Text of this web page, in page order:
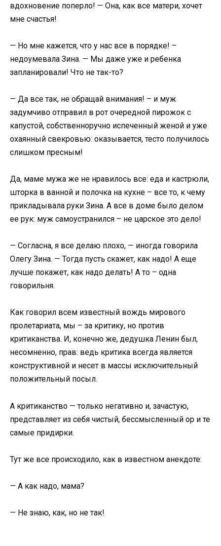
вдохновение поперло! — Она, как все матери, хочет
мне счастья!
— Но мне кажется, что у нас все в порядке! –
недоумевала Зина. — Мы даже уже и ребенка
запланировали! Что не так-то?
— Да все так, не обращай внимания! – и муж
задумчиво отправил в рот очередной пирожок с
капустой, собственноручно испеченный женой и уже
охаянный свекровью: оказывается, тесто получилось
слишком пресным!
Да, маме мужа же не нравилось все: еда и кастрюли,
шторка в ванной и полочка на кухне – все то, к чему
прикладывала руки Зина. А все в доме было делом
ее рук: муж самоустранился – не царское это дело!
— Согласна, я все делаю плохо, — иногда говорила
Олегу Зина. — Тогда пусть скажет, как надо! А еще
лучше покажет, как надо делать! А то – одна
говорильня.
Как говорил всем известный вождь мирового
пролетариата, мы – за критику, но против
критиканства. И, конечно же, дедушка Ленин был,
несомненно, прав: ведь критика всегда является
конструктивной и несет в массы исключительный
положительный посыл.
А критиканство — только негативно и, зачастую,
представляет из себя чистый, бессмысленный ор и те
самые придирки.
Тут же все происходило, как в известном анекдоте:
— А как надо, мама?
— Не знаю, как, но не так!